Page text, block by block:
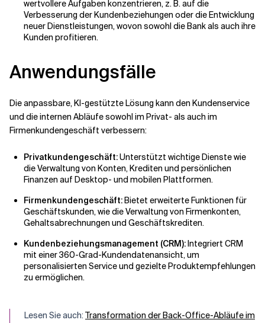
wertvollere Aufgaben konzentrieren, z. B. auf die
Verbesserung der Kundenbeziehungen oder die Entwicklung
neuer Dienstleistungen, wovon sowohl die Bank als auch ihre
Kunden profitieren.
Anwendungsfälle
Die anpassbare, KI-gestützte Lösung kann den Kundenservice
und die internen Abläufe sowohl im Privat- als auch im
Firmenkundengeschäft verbessern:
Privatkundengeschäft:Unterstützt wichtige Dienste wie
die Verwaltung von Konten, Krediten und persönlichen
Finanzen auf Desktop- und mobilen Plattformen.
Firmenkundengeschäft:Bietet erweiterte Funktionen für
Geschäftskunden, wie die Verwaltung von Firmenkonten,
Gehaltsabrechnungen und Geschäftskrediten.
Kundenbeziehungsmanagement (CRM):Integriert CRM
mit einer 360-Grad-Kundendatenansicht, um
personalisierten Service und gezielte Produktempfehlungen
zu ermöglichen.
Lesen Sie auch: Transformation der Back-Office-Abläufe im